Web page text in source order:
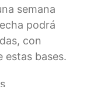
semana
podrá
con
estas bases.